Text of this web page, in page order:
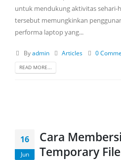
untuk mendukung aktivitas sehari-
tersebut memungkinkan
performa laptop yang...
Byadmin Articles 0
READ MORE...
16
Jun
Cara
Temporary